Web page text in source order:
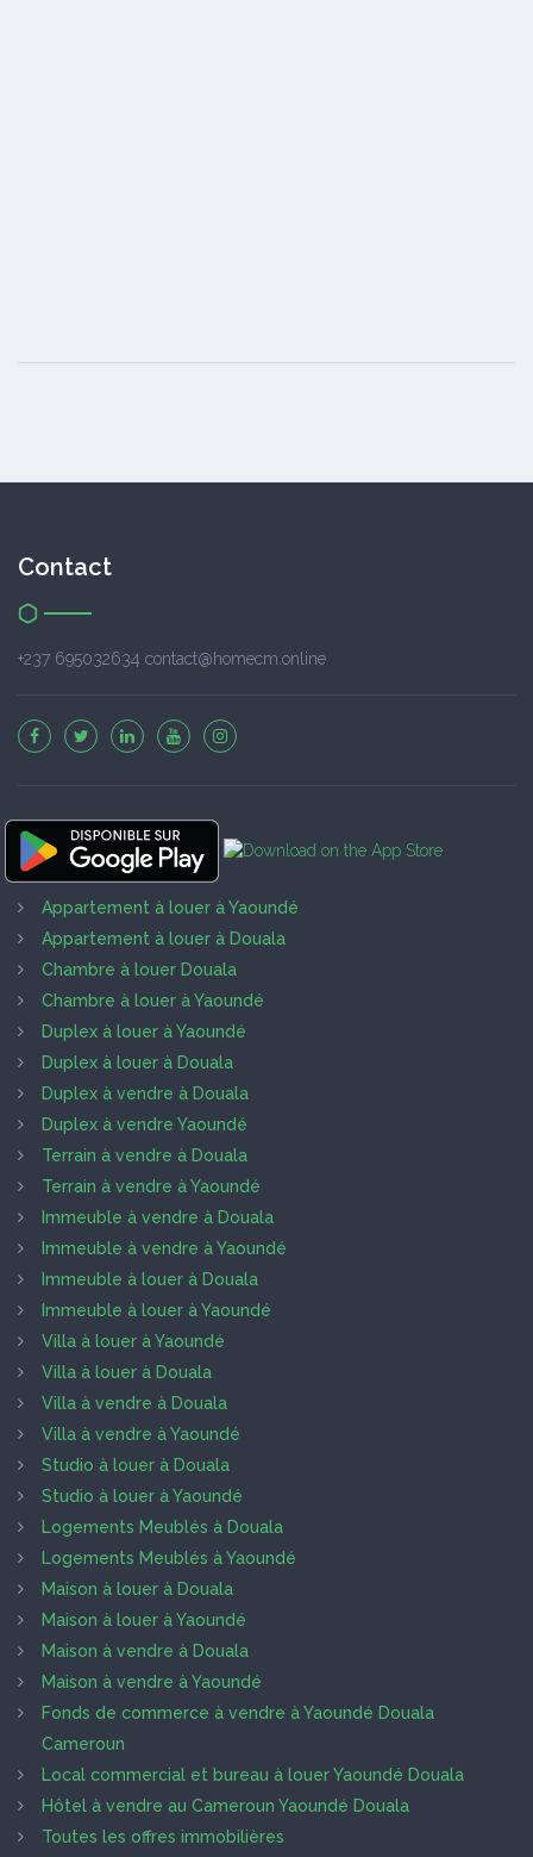
Contact
+237 695032634 contact@homecm.online
Appartement à louer à Yaoundé
Appartement à louer à Douala
Chambre à louer Douala
Chambre à louer à Yaoundé
Duplex à louer à Yaoundé
Duplex à louer à Douala
Duplex à vendre à Douala
Duplex à vendre Yaoundé
Terrain à vendre à Douala
Terrain à vendre à Yaoundé
Immeuble à vendre à Douala
Immeuble à vendre à Yaoundé
Immeuble à louer à Douala
Immeuble à louer à Yaoundé
Villa à louer à Yaoundé
Villa à louer à Douala
Villa à vendre à Douala
Villa à vendre à Yaoundé
Studio à louer à Douala
Studio à louer à Yaoundé
Logements Meublés à Douala
Logements Meublés à Yaoundé
Maison à louer à Douala
Maison à louer à Yaoundé
Maison à vendre à Douala
Maison à vendre à Yaoundé
Fonds de commerce à vendre à Yaoundé Douala
Cameroun
Local commercial et bureau à louer Yaoundé Douala
Hôtel à vendre au Cameroun Yaoundé Douala
Toutes les offres immobilières